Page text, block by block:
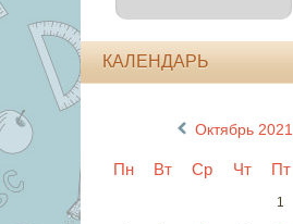
КАЛЕНДАРЬ
Октябрь 2021
Пн Вт Ср Чт Пт
1